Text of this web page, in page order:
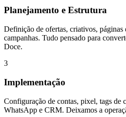
Planejamento e Estrutura
Definição de ofertas, criativos, páginas
campanhas. Tudo pensado para
Doce.
3
Implementação
Configuração de contas, pixel, tags de
WhatsApp e CRM. Deixamos a